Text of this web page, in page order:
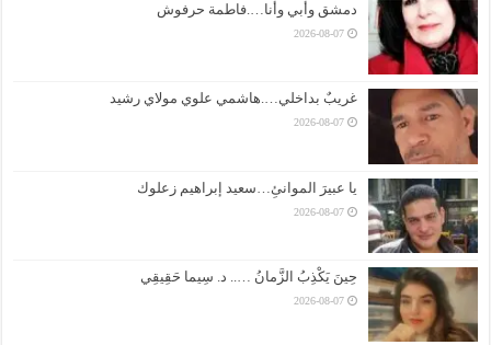
دمشق وأبي وأنا….فاطمة حرفوش
2026-08-07
غريبٌ بداخلي….هاشمي علوي مولاي رشيد
2026-08-07
يا عبيرَ الموانئِ…سعيد إبراهيم زعلوك
2026-08-07
حِينَ يَكْذِبُ الزَّمانُ ….. د. سِيما حَقِيقِي
2026-08-07